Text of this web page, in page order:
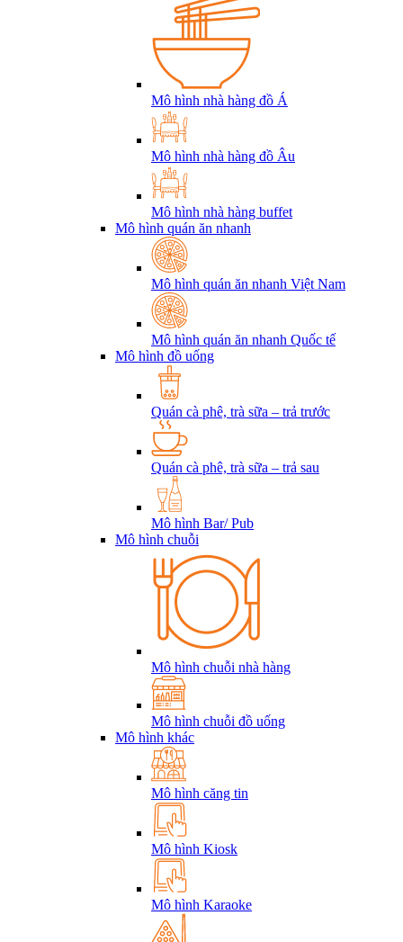
Mô hình nhà hàng đồ Á
Mô hình nhà hàng đồ Âu
Mô hình nhà hàng buffet
Mô hình quán ăn nhanh
Mô hình quán ăn nhanh Việt Nam
Mô hình quán ăn nhanh Quốc tế
Mô hình đồ uống
Quán cà phê, trà sữa – trả trước
Quán cà phê, trà sữa – trả sau
Mô hình Bar/ Pub
Mô hình chuỗi
Mô hình chuỗi nhà hàng
Mô hình chuỗi đồ uống
Mô hình khác
Mô hình căng tin
Mô hình Kiosk
Mô hình Karaoke